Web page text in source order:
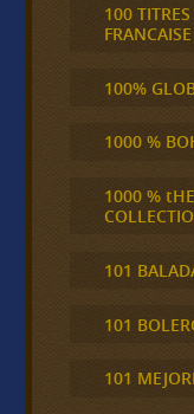
100
FRANCAISE
100%
1000 %
1000 %
101
101
101